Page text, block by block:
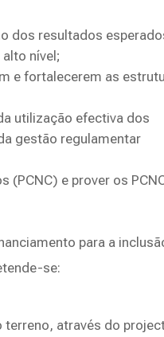
dos resultados
nível;
e fortalecerem as
utilização efectiva dos
gestão regulamentar
(PCNC) e prover os
para a
se:
terreno, através do